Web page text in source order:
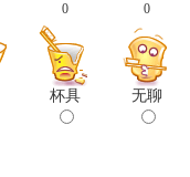
0
杯具
0
无聊